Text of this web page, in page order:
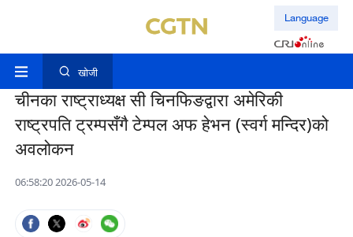
Language
खोजी
चीनका राष्ट्राध्यक्ष सी चिनफिङद्वारा अमेरिकी
राष्ट्रपति ट्रम्पसँगै टेम्पल अफ हेभन (स्वर्ग मन्दिर)को
अवलोकन
06:58:20 2026-05-14